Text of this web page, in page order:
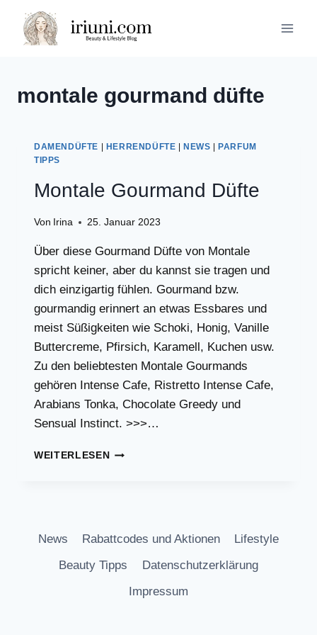
Inhalt
springen
montale gourmand düfte
DAMENDÜFTE HERRENDÜFTE NEWS
PARFUM
TIPPS
Montale Gourmand Düfte
Von Irina 25. Januar 2023
Über diese Gourmand Düfte von Montale
spricht keiner, aber du kannst sie tragen und
dich einzigartig fühlen. Gourmand bzw.
gourmandig erinnert an etwas Essbares und
meist Süßigkeiten wie Schoki, Honig, Vanille
Buttercreme, Pfirsich, Karamell, Kuchen usw.
Zu den beliebtesten Montale Gourmands
gehören Intense Cafe, Ristretto Intense Cafe,
Arabians Tonka, Chocolate Greedy und
Sensual Instinct. >>>…
WEITERLESENMONTALE
News Rabattcodes und Aktionen
Lifestyle
Beauty Tipps
Datenschutzerklärung
Impressum